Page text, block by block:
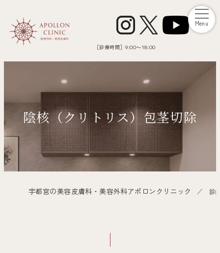
［診療時間］ 9:00～18:00
Menu
陰核（クリトリス）包茎切除
宇都宮の美容皮膚科・美容外科アポロンクリニック 診